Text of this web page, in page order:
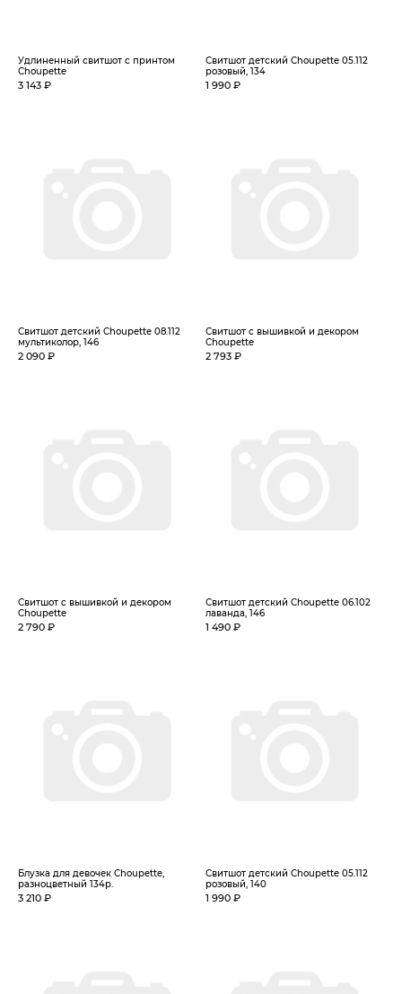
Удлиненный свитшот с принтом
Choupette
3 143 ₽
Свитшот детский Choupette 05.112
розовый, 134
1 990 ₽
Свитшот детский Choupette 08.112
мультиколор, 146
2 090 ₽
Свитшот с вышивкой и декором
Choupette
2 793 ₽
Свитшот с вышивкой и декором
Choupette
2 790 ₽
Свитшот детский Choupette 06.102
лаванда, 146
1 490 ₽
Блузка для девочек Choupette,
разноцветный 134р.
3 210 ₽
Свитшот детский Choupette 05.112
розовый, 140
1 990 ₽